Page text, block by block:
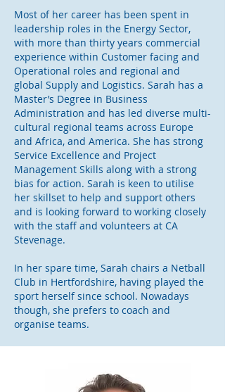
Most of her career has been spent in
leadership roles in the Energy Sector,
with more than thirty years commercial
experience within Customer facing and
Operational roles and regional and
global Supply and Logistics. Sarah has a
Master’s Degree in Business
Administration and has led diverse multi-
cultural regional teams across Europe
and Africa, and America. She has strong
Service Excellence and Project
Management Skills along with a strong
bias for action. Sarah is keen to utilise
her skillset to help and support others
and is looking forward to working closely
with the staff and volunteers at CA
Stevenage.
In her spare time, Sarah chairs a Netball
Club in Hertfordshire, having played the
sport herself since school. Nowadays
though, she prefers to coach and
organise teams.